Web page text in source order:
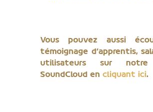
Vous pouvez aussi
témoignage d’apprentis,
utilisateurs sur
SoundCloud en cliquant ici.